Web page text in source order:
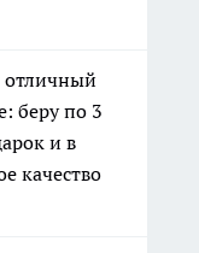
отличный
беру по 3
и в
качество